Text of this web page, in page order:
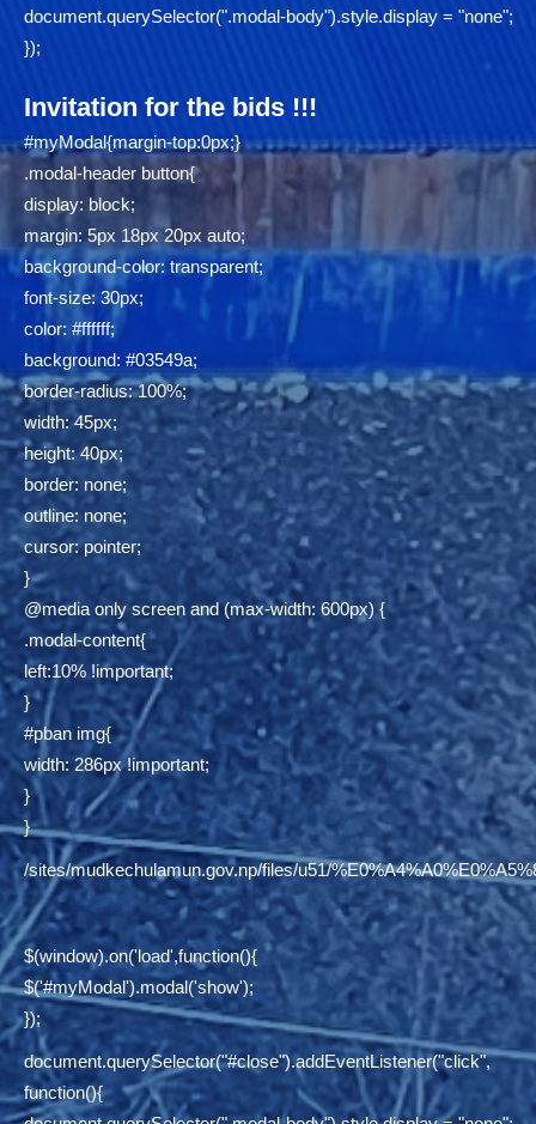
document.querySelector(".modal-body").style.display = "none";
});
Invitation for the bids !!!
#myModal{margin-top:0px;}
.modal-header button{
display: block;
margin: 5px 18px 20px auto;
background-color: transparent;
font-size: 30px;
color: #ffffff;
background: #03549a;
border-radius: 100%;
width: 45px;
height: 40px;
border: none;
outline: none;
cursor: pointer;
}
@media only screen and (max-width: 600px) {
.modal-content{
left:10% !important;
}
#pban img{
width: 286px !important;
}
}
/sites/mudkechulamun.gov.np/files/u51/
$(window).on('load',function(){
$('#myModal').modal('show');
});
document.querySelector("#close").addEventListener("click",
function(){